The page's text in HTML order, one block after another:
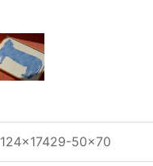
124x17429-50x70